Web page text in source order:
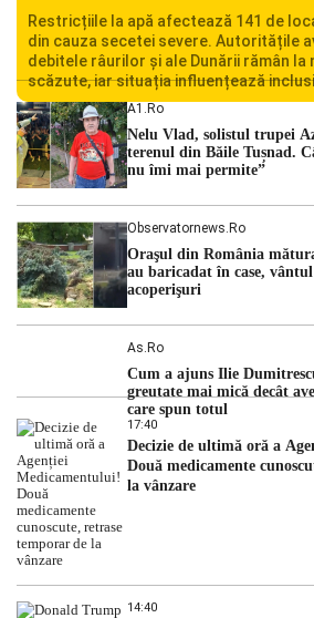
Restricțiile la apă afectează 141 de
din cauza secetei severe. Autoritățile
debitele râurilor și ale Dunării rămân
scăzute, iar situația influențează
Centralei Nucleare de la Cernavodă.
cu una dintre cele mai dificile perioade
hidrologic din ultimii ani. Lipsa […]
A1.ro
Nelu Vlad, solistul trupei
terenul din Băile Tușnad.
nu îmi mai permite”
Observatornews.ro
Oraşul din România
au baricadat în case,
acoperişuri
As.ro
Cum a ajuns Ilie
greutate mai mică decât
care spun totul
17:40
Decizie de ultimă oră a
Două medicamente
la vânzare
14:40